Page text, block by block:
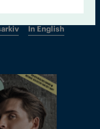
In English